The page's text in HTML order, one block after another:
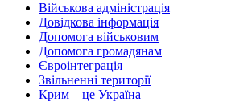
Військова адміністрація
Довідкова інформація
Допомога військовим
Допомога громадянам
Євроінтеграція
Звільненні території
Крим – це Україна